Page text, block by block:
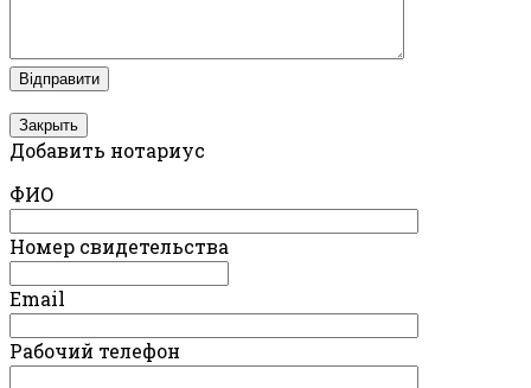
Закрыть
Добавить нотариус
ФИО
Номер свидетельства
Email
Рабочий телефон